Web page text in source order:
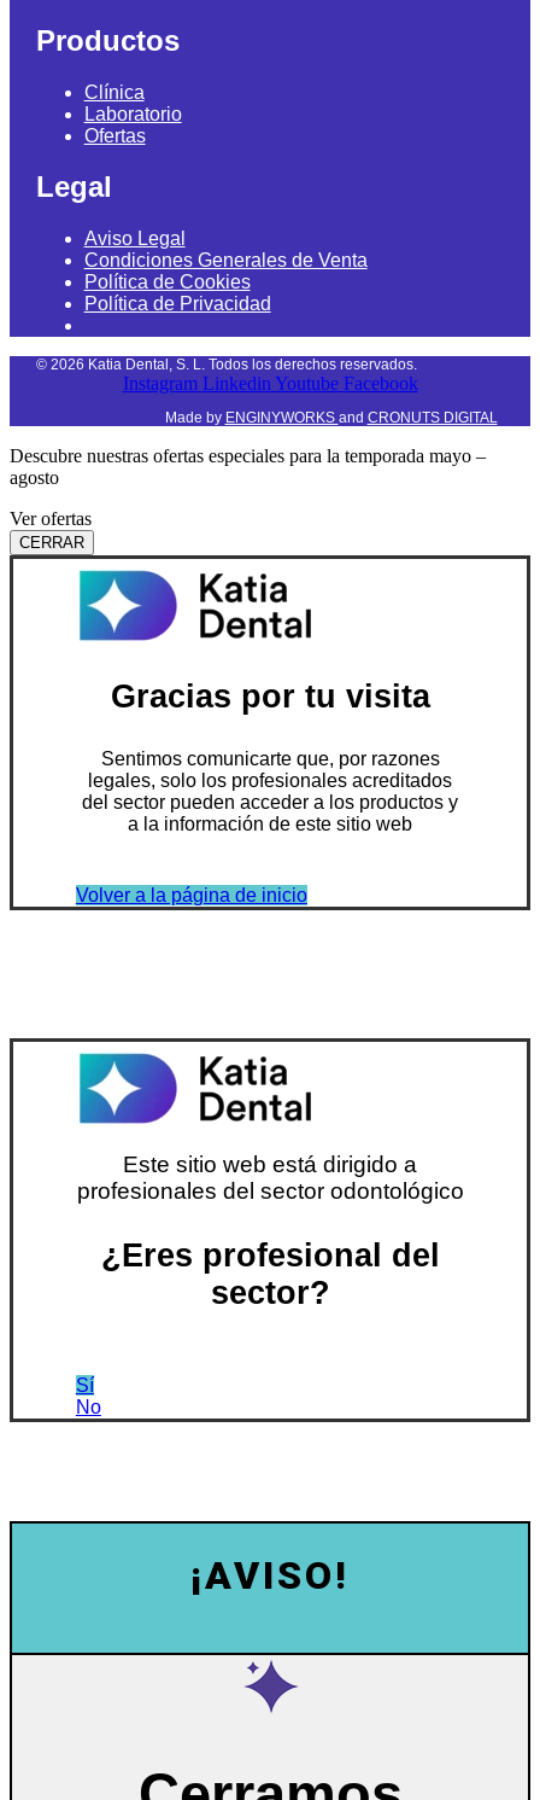
Productos
Clínica
Laboratorio
Ofertas
Legal
Aviso Legal
Condiciones Generales de Venta
Política de Cookies
Política de Privacidad
© 2026 Katia Dental, S. L. Todos los derechos reservados.
Instagram Linkedin Youtube Facebook
Made by ENGINYWORKS and CRONUTS DIGITAL
Descubre nuestras ofertas especiales para la temporada mayo –
agosto
Ver ofertas
CERRAR
Gracias por tu visita
Sentimos comunicarte que, por razones
legales, solo los profesionales acreditados
del sector pueden acceder a los productos y
a la información de este sitio web
Volver a la página de inicio
Este sitio web está dirigido a
profesionales del sector odontológico
¿Eres profesional del
sector?
Sí
No
¡AVISO!